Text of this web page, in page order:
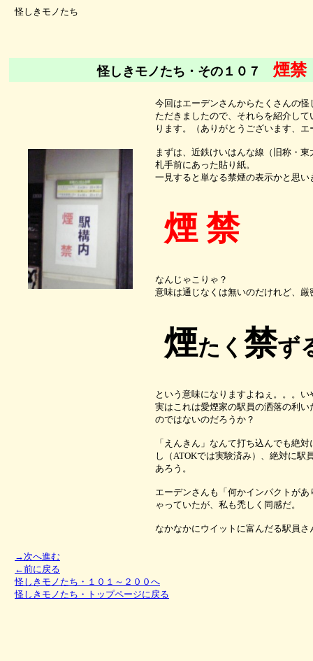
怪しきモノたち
怪しきモノたち・その１０７ 煙禁
今回はエーデンさんからたくさんの怪
ただきましたので、それらを紹介し
ります。（ありがとうございます、エ
まずは、近鉄けいはんな線（旧称・
札手前にあった貼り紙。
一見すると単なる禁煙の表示かと思い
煙 禁
なんじゃこりゃ？
意味は通じなくは無いのだけれど、厳
煙たく 禁ず
という意味になりますよねぇ。。。い
実はこれは愛煙家の駅員の洒落の利い
のではないのだろうか？
「えんきん」なんて打ち込んでも絶
し（ATOKでは実験済み）、絶対に駅
あろう。
エーデンさんも「何かインパクトが
ゃっていたが、私も禿しく同感だ。
なかなかにウイットに富んだる駅員さ
→次へ進む
←前に戻る
怪しきモノたち・１０１～２００へ
怪しきモノたち・トップページに戻る